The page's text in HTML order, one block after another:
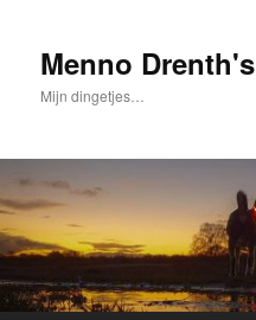
Menno Drenth's
Mijn dingetjes…